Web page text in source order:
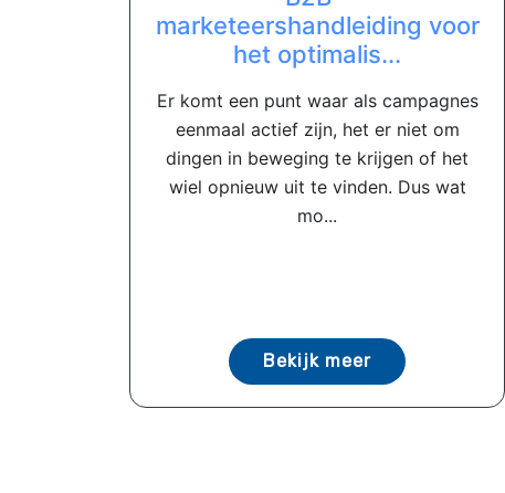
marketeershandleiding voor
het optimalis...
Er komt een punt waar als campagnes
eenmaal actief zijn, het er niet om
dingen in beweging te krijgen of het
wiel opnieuw uit te vinden. Dus wat
mo...
Bekijk meer